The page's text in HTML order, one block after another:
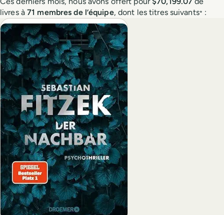
livres à71 membres de l’équipe, dont les titres suivants* :